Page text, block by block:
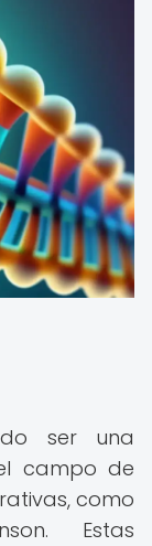
ser una
campo de
como
Estas